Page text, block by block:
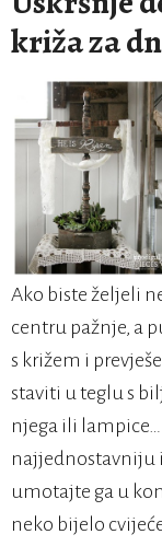
križa za
Ako biste željeli
centru pažnje, a
s križem i
staviti u teglu s
njega ili
najjednostavniju
umotajte ga u
neko bijelo